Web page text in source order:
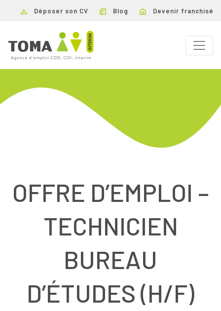
Déposer son CV Blog Devenir franchisé
OFFRE D’EMPLOI –
TECHNICIEN
BUREAU
D’ÉTUDES (H/F)